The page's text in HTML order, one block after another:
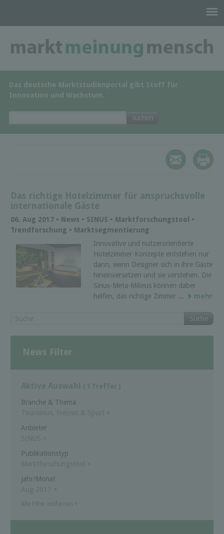
Das deutsche Marktstudienportal gibt Stoff für
Innovation und Wachstum.
Das richtige Hotelzimmer für anspruchsvolle
internationale Gäste
06. Aug 2017 • News • SINUS • Marktforschungstool •
Trendforschung • Marktsegmentierung
Innovative und nutzerorientierte
Hotelzimmer-Konzepte entstehen nur
dann, wenn Designer sich in ihre Gäste
hineinversetzen und sie verstehen. Die
Sinus-Meta-Milieus können dabei
helfen, das richtige Zimmer ...
mehr
Suche
News Filter
Aktive Auswahl ( 1 Treffer )
Branche & Thema
Tourismus, Freizeit & Sport ×
Anbieter
SINUS ×
Publikationstyp
Marktforschungstool
×
Jahr/Monat
Aug 2017 ×